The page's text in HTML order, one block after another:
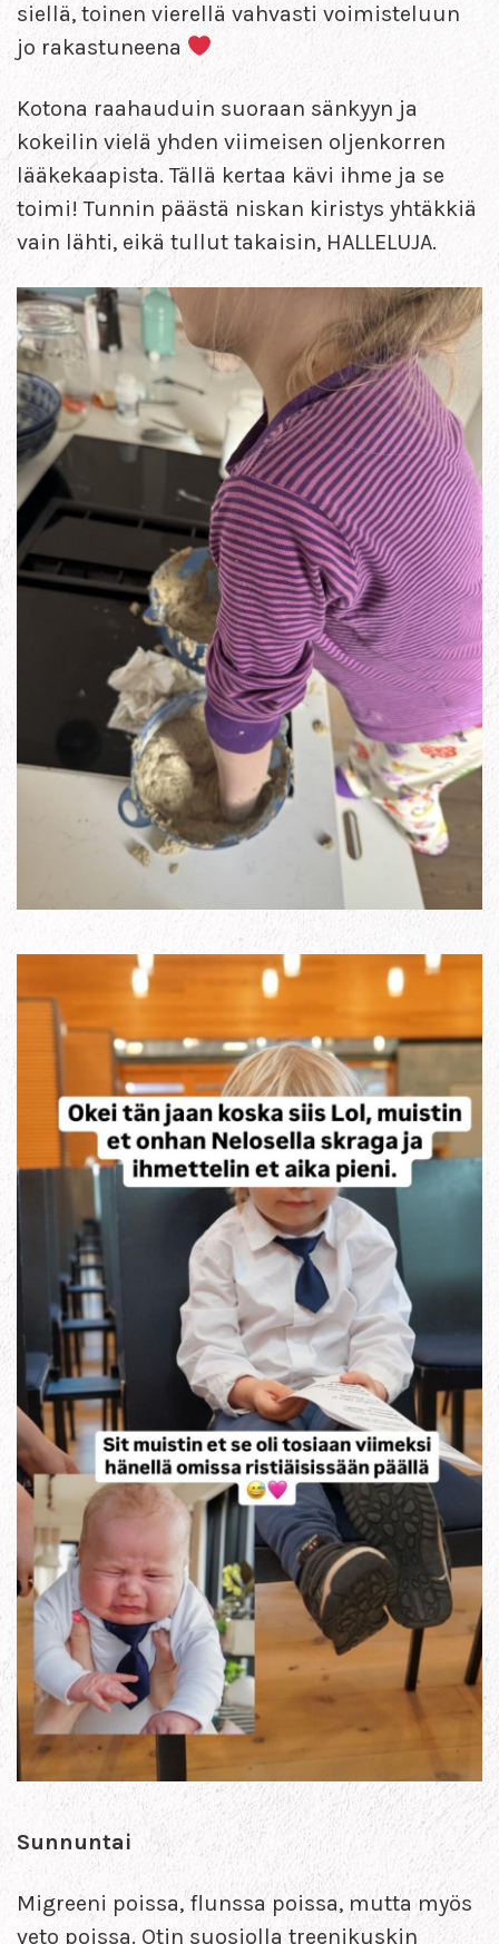
siellä, toinen vierellä vahvasti voimisteluun
jo rakastuneena
Kotona raahauduin suoraan sänkyyn ja
kokeilin vielä yhden viimeisen oljenkorren
lääkekaapista. Tällä kertaa kävi ihme ja se
toimi! Tunnin päästä niskan kiristys yhtäkkiä
vain lähti, eikä tullut takaisin, HALLELUJA.
Sunnuntai
Migreeni poissa, flunssa poissa, mutta myös
veto poissa. Otin suosiolla treenikuskin